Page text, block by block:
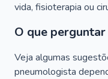
vida, fisioterapia ou
O que
Veja algumas
pneumologista